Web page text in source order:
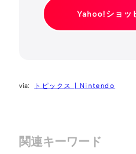
Yahoo!ショッ
トピックス | Nintendo
関連キーワード